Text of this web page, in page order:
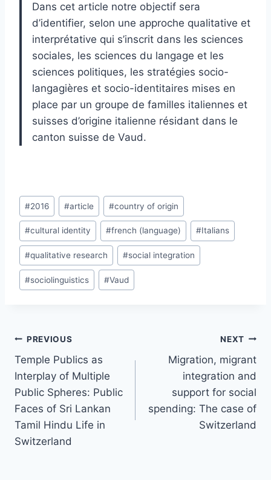
Dans cet article notre objectif sera
d’identifier, selon une approche qualitative et
interprétative qui s’inscrit dans les sciences
sociales, les sciences du langage et les
sciences politiques, les stratégies socio-
langagières et socio-identitaires mises en
place par un groupe de familles italiennes et
suisses d’origine italienne résidant dans le
canton suisse de Vaud.
Post
Tags:
#2016 #article #country of origin
#cultural identity #french (language) #Italians
#qualitative research #social integration
#sociolinguistics #Vaud
Post
navigation
PREVIOUS
Temple Publics as
Interplay of Multiple
Public Spheres: Public
Faces of Sri Lankan
Tamil Hindu Life in
Switzerland
NEXT
Migration, migrant
integration and
support for social
spending: The case of
Switzerland